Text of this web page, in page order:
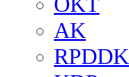
AK
RPDDK